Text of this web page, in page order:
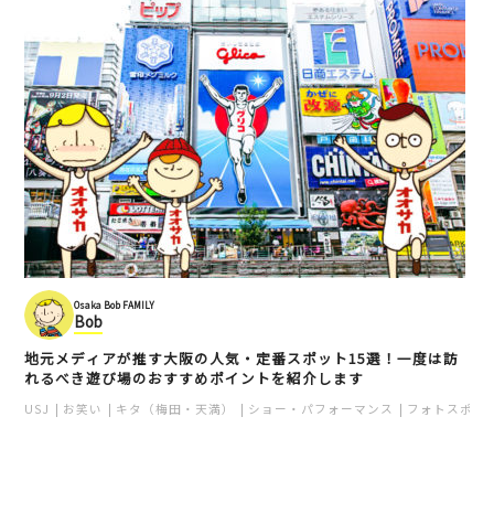
Osaka Bob FAMILY
Bob
地元メディアが推す大阪の人気・定番スポット15選！一度は訪
れるべき遊び場のおすすめポイントを紹介します
USJ お笑い キタ（梅田・天満） ショー・パフォーマンス フォトスポッ